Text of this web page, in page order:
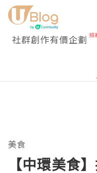
社群創作有價企劃
美食
【中環美食